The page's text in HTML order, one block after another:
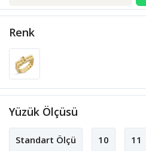
Renk
Yüzük Ölçüsü
Standart Ölçü 10 11